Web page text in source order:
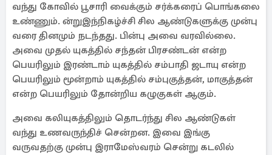
வந்து கோவில் பூசாரி வைக்கும் சர்க்கரைப் பொங்கலை
உண்ணும். ன்றுஇந்நிகழ்ச்சி சில ஆண்டுகளுக்கு முன்பு
வரை தினமும் நடந்தது. பின்பு அவை வரவில்லை.
அவை முதல் யுகத்தில் சந்தன் பிரசண்டன் என்ற
பெயரிலும் இரண்டாம் யுகத்தில் சம்பாதி ஜடாயு என்ற
பெயரிலும் மூன்றாம் யுகத்தில் சம்புகுத்தன், மாகுத்தன்
என்ற பெயரிலும் தோன்றிய கழுகுகள் ஆகும்.
அவை கலியுகத்திலும் தொடர்ந்து சில ஆண்டுகள்
வந்து உணவருந்திச் சென்றன. இவை இங்கு
வருவதற்கு முன்பு இராமேஸ்வரம் சென்று கடலில்